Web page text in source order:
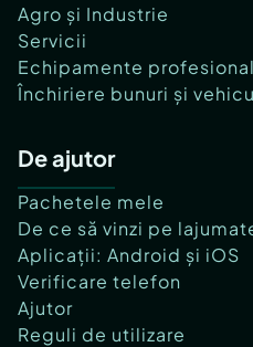
Agro și Industrie
Servicii
Echipamente
Închiriere bunuri și
De ajutor
Pachetele mele
De ce să vinzi pe
Aplicații: Android și iOS
Verificare telefon
Ajutor
Reguli de utilizare